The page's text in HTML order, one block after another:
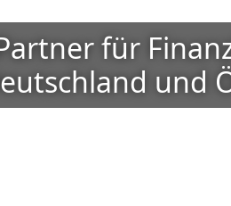
für
und